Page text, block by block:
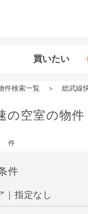
買いたい
件検索一覧 総武線
の空室の物件
件
件
｜指定なし